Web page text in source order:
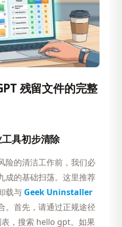
残留文件的完整
具初步清除
险的清洁工作前，我们必
成的基础扫荡。这里推荐
载与 Geek Uninstaller
。首先，请通过正规途径
表，搜索 hello gpt。如果